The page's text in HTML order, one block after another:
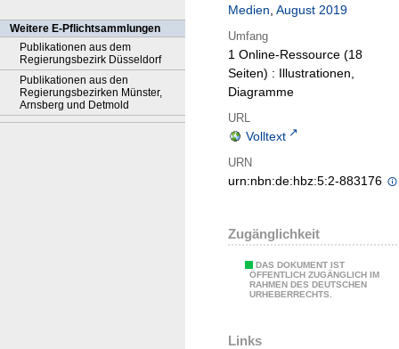
Weitere E-Pflichtsammlungen
Publikationen aus dem
Regierungsbezirk Düsseldorf
Publikationen aus den
Regierungsbezirken Münster,
Arnsberg und Detmold
Medien, August 2019
Umfang
1 Online-Ressource (18
Seiten) : Illustrationen,
Diagramme
URL
Volltext
URN
urn:nbn:de:hbz:5:2-883176
Zugänglichkeit
DAS DOKUMENT IST
ÖFFENTLICH ZUGÄNGLICH IM
RAHMEN DES DEUTSCHEN
URHEBERRECHTS.
Links